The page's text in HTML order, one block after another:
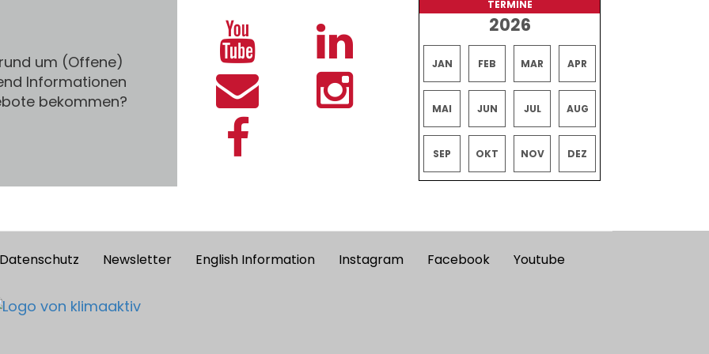
um (Offene)
Informationen
bekommen?
TERMINE
2026
JAN FEB MAR APR
MAI JUN JUL AUG
SEP OKT NOV DEZ
Datenschutz Newsletter English Information Instagram Facebook Youtube